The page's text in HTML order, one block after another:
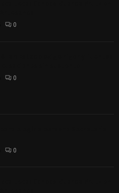
0
0
0